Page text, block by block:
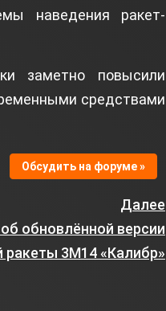
наведения ракет-
заметно повысили
средствами
Обсудить на форуме »
Далее
обновлённой версии
ракеты 3М14 «Калибр»